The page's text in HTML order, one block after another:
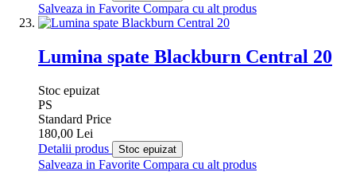
Salveaza in Favorite Compara cu alt produs
Lumina spate Blackburn Central 20
Stoc epuizat
PS
Standard Price
180,00 Lei
Detalii produs
Stoc epuizat
Salveaza in Favorite Compara cu alt produs